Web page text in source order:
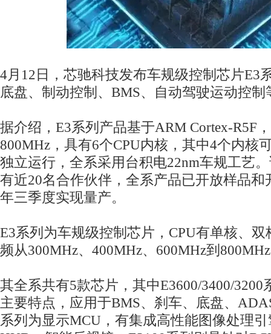
4月12日，芯驰科技发布车规级控制芯片E3
底盘、制动控制、BMS、自动驾驶运动控制
据介绍，E3系列产品基于ARM Cortex-R5F
800MHz，具有6个CPU内核，其中4个内核
独立运行，全系采用台积电22nm车规工艺
有近20名合作伙伴，全系产品已开放样品和
年三季度实现量产。
E3系列为车规级控制芯片，CPU有单核、
频从300MHz、400MHz、600MHz到
其全系共有5款芯片，其中E3600/3400/3200
主要特点，应用于BMS、刹车、底盘、
系列为显示MCU，有集成高性能图像处理